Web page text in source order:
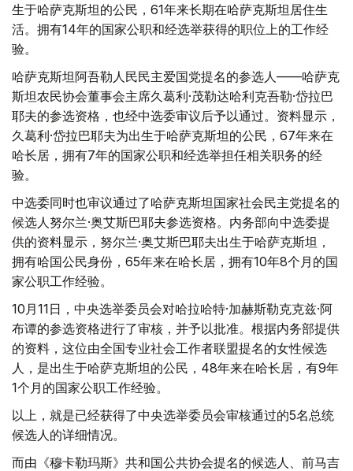
生于哈萨克斯坦的公民，61年来长期在哈萨克斯坦居住生
活。拥有14年的国家公职和经选举获得的职位上的工作经
验。
哈萨克斯坦阿吾勒人民民主爱国党提名的参选人——哈萨克
斯坦农民协会董事会主席久葛利·茂勒达哈利克吾勒·岱拉巴
耶夫的参选资格，也经中选委审议后予以通过。资料显示，
久葛利·岱拉巴耶夫为出生于哈萨克斯坦的公民，67年来在
哈长居，拥有7年的国家公职和经选举担任相关职务的经
验。
中选委同时也审议通过了哈萨克斯坦国家社会民主党提名的
候选人努尔兰·奥艾斯巴耶夫参选资格。内务部向中选委提
供的资料显示，努尔兰·奥艾斯巴耶夫出生于哈萨克斯坦，
拥有哈国公民身份，65年来在哈长居，拥有10年8个月的国
家公职工作经验。
10月11日，中央选举委员会对哈拉哈特·加赫斯勒克克兹·阿
布谭的参选资格进行了审核，并予以批准。根据内务部提供
的资料，这位由全国专业社会工作者联盟提名的女性候选
人，是出生于哈萨克斯坦的公民，48年来在哈长居，有9年
1个月的国家公职工作经验。
以上，就是已经获得了中央选举委员会审核通过的5名总统
候选人的详细情况。
而由《穆卡勒玛斯》共和国公共协会提名的候选人、前马吉